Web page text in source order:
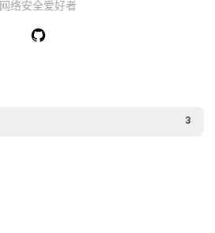
网络安全爱好者
3